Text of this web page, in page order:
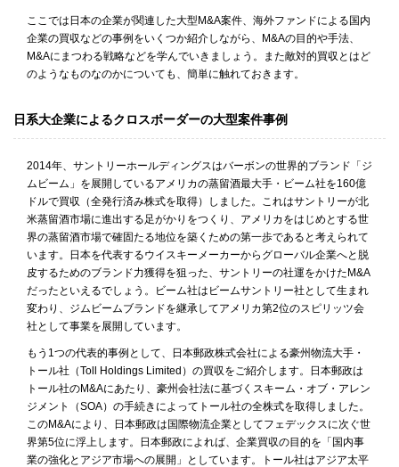
ここでは日本の企業が関連した大型M&A案件、海外ファンドによる国内
企業の買収などの事例をいくつか紹介しながら、M&Aの目的や手法、
M&Aにまつわる戦略などを学んでいきましょう。また敵対的買収とはど
のようなものなのかについても、簡単に触れておきます。
日系大企業によるクロスボーダーの大型案件事例
2014年、サントリーホールディングスはバーボンの世界的ブランド「ジ
ムビーム」を展開しているアメリカの蒸留酒最大手・ビーム社を160億
ドルで買収（全発行済み株式を取得）しました。これはサントリーが北
米蒸留酒市場に進出する足がかりをつくり、アメリカをはじめとする世
界の蒸留酒市場で確固たる地位を築くための第一歩であると考えられて
います。日本を代表するウイスキーメーカーからグローバル企業へと脱
皮するためのブランド力獲得を狙った、サントリーの社運をかけたM&A
だったといえるでしょう。ビーム社はビームサントリー社として生まれ
変わり、ジムビームブランドを継承してアメリカ第2位のスピリッツ会
社として事業を展開しています。
もう1つの代表的事例として、日本郵政株式会社による豪州物流大手・
トール社（Toll Holdings Limited）の買収をご紹介します。日本郵政は
トール社のM&Aにあたり、豪州会社法に基づくスキーム・オブ・アレン
ジメント（SOA）の手続きによってトール社の全株式を取得しました。
このM&Aにより、日本郵政は国際物流企業としてフェデックスに次ぐ世
界第5位に浮上します。日本郵政によれば、企業買収の目的を「国内事
業の強化とアジア市場への展開」としています。トール社はアジア太平